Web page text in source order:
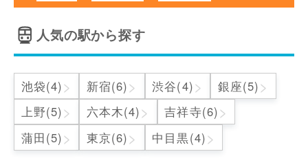
人気の駅から探す
池袋(4) > 新宿(6) > 渋谷(4) > 銀座(5) >
上野(5) > 六本木(4) > 吉祥寺(6) >
蒲田(5) > 東京(6) > 中目黒(4) >